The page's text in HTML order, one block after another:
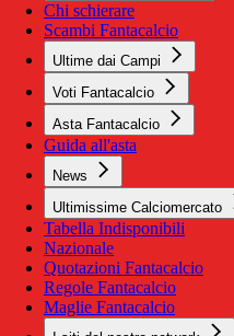
Chi schierare
Scambi Fantacalcio
Ultime dai Campi
Voti Fantacalcio
Asta Fantacalcio
Guida all'asta
News
Ultimissime Calciomercato
Tabella Indisponibili
Nazionale
Quotazioni Fantacalcio
Regole Fantacalcio
Maglie Fantacalcio